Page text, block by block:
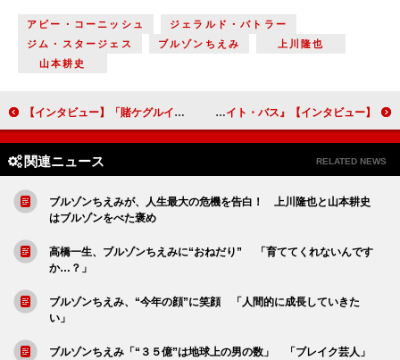
アビー・コーニッシュ
ジェラルド・バトラー
ジム・スタージェス
ブルゾンちえみ
上川隆也
山本耕史
【インタビュー】「賭ケグルイ」注目の“ライダー俳優”高杉真宙 ライバルたちの活躍は「自分にとって大きなエンジンに」 【インタビュー】『ミッドナイト・バス』原田泰造 「演じてもいいんだ…」芸人故のかせを捨ててつかんだ役者魂
関連ニュース RELATED NEWS
ブルゾンちえみが、人生最大の危機を告白！ 上川隆也と山本耕史
はブルゾンをべた褒め
高橋一生、ブルゾンちえみに“おねだり” 「育ててくれないんです
か…？」
ブルゾンちえみ、“今年の顔”に笑顔 「人間的に成長していきた
い」
ブルゾンちえみ「“３５億”は地球上の男の数」 「ブレイク芸人」